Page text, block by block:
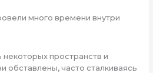
много времени внутри
пространств и
обставлены, часто сталкиваясь